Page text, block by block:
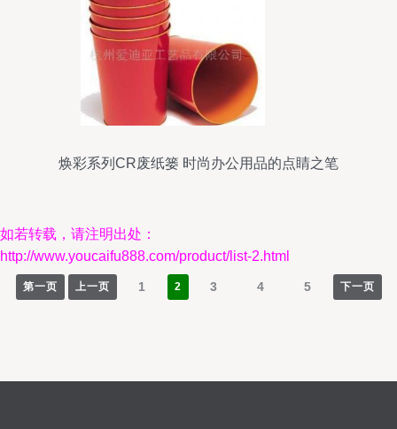
焕彩系列CR废纸篓 时尚办公用品的点睛之笔
如若转载，请注明出处：
http://www.youcaifu888.com/product/list-2.html
第一页 上一页 1 2 3 4 5 下一页